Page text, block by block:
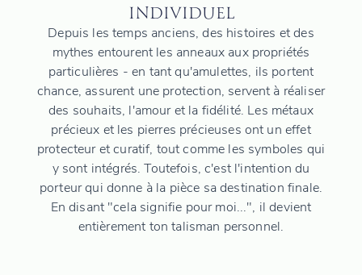
INDIVIDUEL
Depuis les temps anciens, des histoires et des
mythes entourent les anneaux aux propriétés
particulières - en tant qu'amulettes, ils portent
chance, assurent une protection, servent à réaliser
des souhaits, l'amour et la fidélité. Les métaux
précieux et les pierres précieuses ont un effet
protecteur et curatif, tout comme les symboles qui
y sont intégrés. Toutefois, c'est l'intention du
porteur qui donne à la pièce sa destination finale.
En disant "cela signifie pour moi...", il devient
entièrement ton talisman personnel.